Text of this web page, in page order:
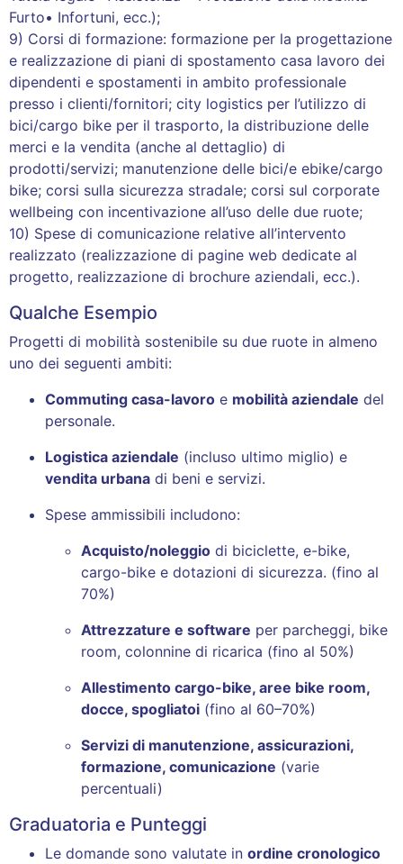
Furto• Infortuni, ecc.);
9) Corsi di formazione: formazione per la progettazione
e realizzazione di piani di spostamento casa lavoro dei
dipendenti e spostamenti in ambito professionale
presso i clienti/fornitori; city logistics per l’utilizzo di
bici/cargo bike per il trasporto, la distribuzione delle
merci e la vendita (anche al dettaglio) di
prodotti/servizi; manutenzione delle bici/e ebike/cargo
bike; corsi sulla sicurezza stradale; corsi sul corporate
wellbeing con incentivazione all’uso delle due ruote;
10) Spese di comunicazione relative all’intervento
realizzato (realizzazione di pagine web dedicate al
progetto, realizzazione di brochure aziendali, ecc.).
Qualche Esempio
Progetti di mobilità sostenibile su due ruote in almeno
uno dei seguenti ambiti:
Commuting casa-lavoro e mobilità aziendale del
personale.
Logistica aziendale (incluso ultimo miglio) e
vendita urbana di beni e servizi.
Spese ammissibili includono:
Acquisto/noleggio di biciclette, e-bike,
cargo-bike e dotazioni di sicurezza. (fino al
70%)
Attrezzature e software per parcheggi, bike
room, colonnine di ricarica (fino al 50%)
Allestimento cargo-bike, aree bike room,
docce, spogliatoi (fino al 60–70%)
Servizi di manutenzione, assicurazioni,
formazione, comunicazione (varie
percentuali)
Graduatoria e Punteggi
Le domande sono valutate in ordine cronologico